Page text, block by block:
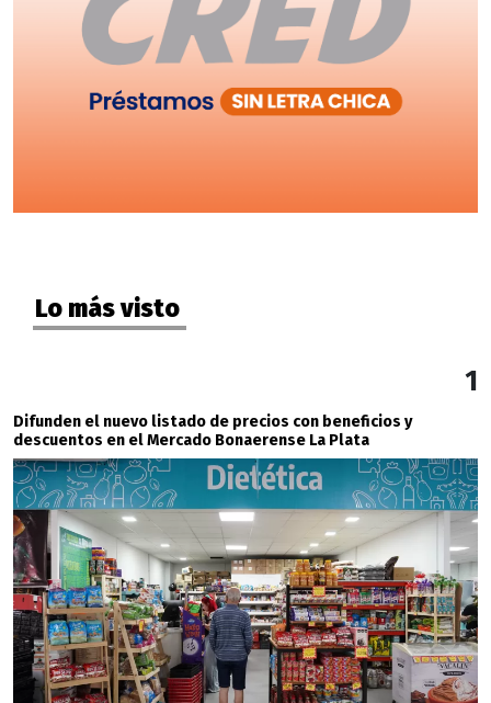
Lo más visto
1
Difunden el nuevo listado de precios con beneficios y
descuentos en el Mercado Bonaerense La Plata